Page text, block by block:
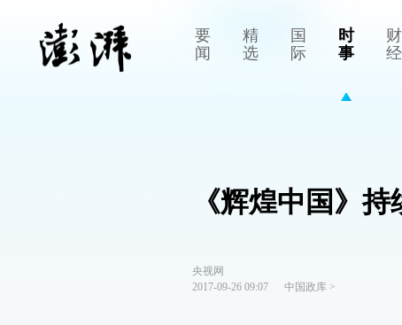
要
闻
精
选
国
际
时
事
财
经
《辉煌中国》
央视网
2017-09-26 09:07
中国政库>